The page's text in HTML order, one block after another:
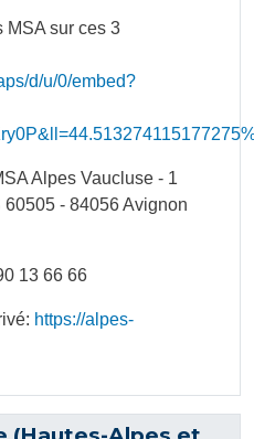
MSA sur ces 3
d/u/0/embed?
Alpes Vaucluse - 1
- 84056 Avignon
13 66 66
https://alpes-